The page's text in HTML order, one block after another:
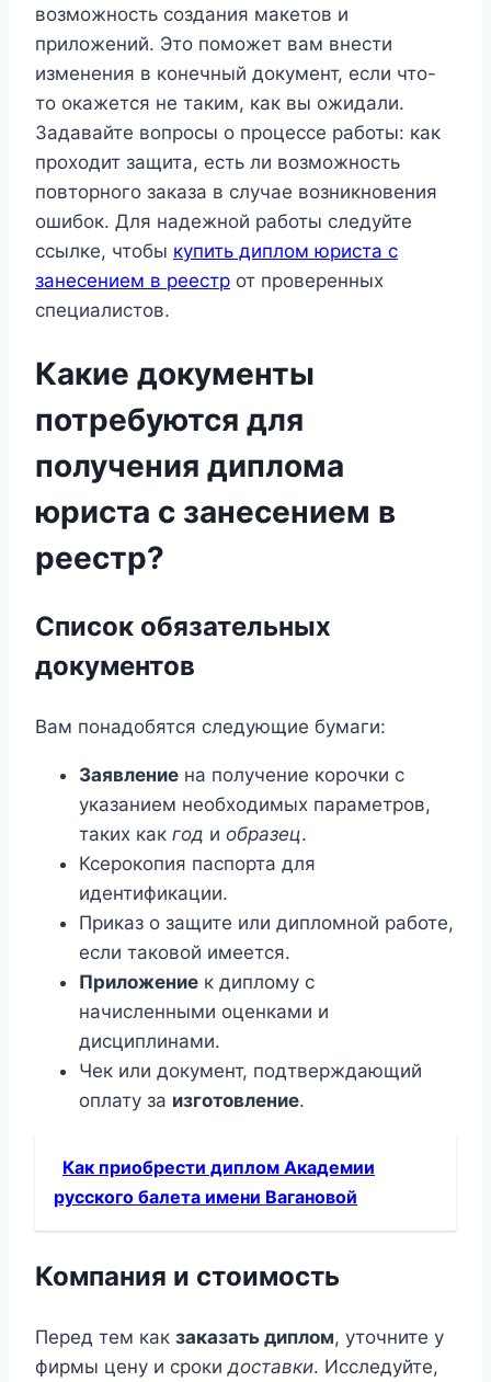
возможность создания макетов и
приложений. Это поможет вам внести
изменения в конечный документ, если что-
то окажется не таким, как вы ожидали.
Задавайте вопросы о процессе работы: как
проходит защита, есть ли возможность
повторного заказа в случае возникновения
ошибок. Для надежной работы следуйте
ссылке, чтобы купить диплом юриста с
занесением в реестр от проверенных
специалистов.
Какие документы
потребуются для
получения диплома
юриста с занесением в
реестр?
Список обязательных
документов
Вам понадобятся следующие бумаги:
Заявление на получение корочки с
указанием необходимых параметров,
таких как год и образец.
Ксерокопия паспорта для
идентификации.
Приказ о защите или дипломной работе,
если таковой имеется.
Приложение к диплому с
начисленными оценками и
дисциплинами.
Чек или документ, подтверждающий
оплату за изготовление.
Как приобрести диплом Академии
русского балета имени Вагановой
Компания и стоимость
Перед тем как заказать диплом, уточните у
фирмы цену и срокидоставки. Исследуйте,